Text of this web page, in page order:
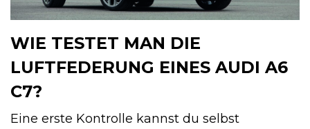
WIE TESTET MAN DIE
LUFTFEDERUNG EINES AUDI A6
C7?
Eine erste Kontrolle kannst du selbst